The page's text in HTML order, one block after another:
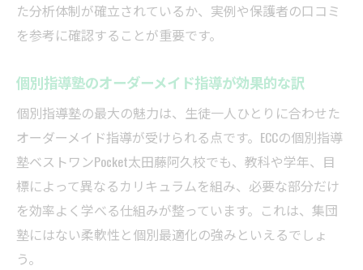
た分析体制が確立されているか、実例や保護者の口コミ
を参考に確認することが重要です。
個別指導塾のオーダーメイド指導が効果的な訳
個別指導塾の最大の魅力は、生徒一人ひとりに合わせた
オーダーメイド指導が受けられる点です。ECCの個別指導
塾ベストワンPocket太田藤阿久校でも、教科や学年、目
標によって異なるカリキュラムを組み、必要な部分だけ
を効率よく学べる仕組みが整っています。これは、集団
塾にはない柔軟性と個別最適化の強みといえるでしょ
う。